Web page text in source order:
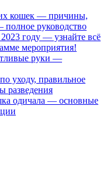
кошек — причины,
руководство
году — узнайте всё
мероприятия!
руки —
уходу, правильное
разведения
одичала — основные